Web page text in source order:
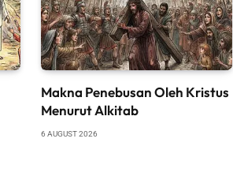
Makna Penebusan Oleh Kristus
Menurut Alkitab
6 AUGUST 2026